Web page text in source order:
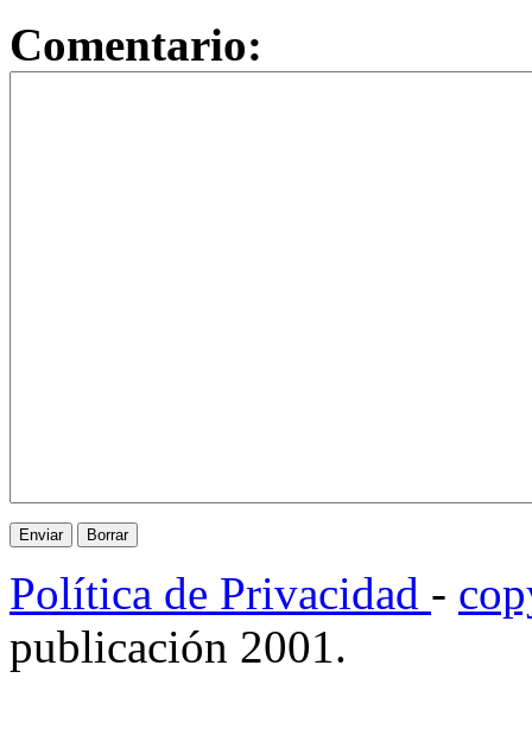
Comentario:
Política de Privacidad -
publicación 2001.